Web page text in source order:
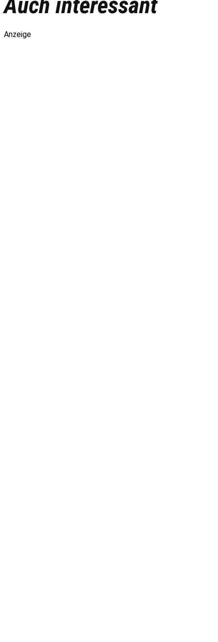
Anzeige